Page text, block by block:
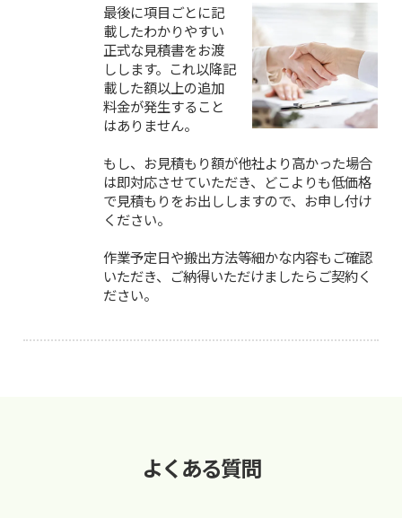
最後に項目ごとに記
載したわかりやすい
正式な見積書をお渡
しします。これ以降記
載した額以上の追加
料金が発生すること
はありません。
もし、お見積もり額が他社より高かった場合
は即対応させていただき、どこよりも低価格
で見積もりをお出ししますので、お申し付け
ください。
作業予定日や搬出方法等細かな内容もご確認
いただき、ご納得いただけましたらご契約く
ださい。
よくある質問